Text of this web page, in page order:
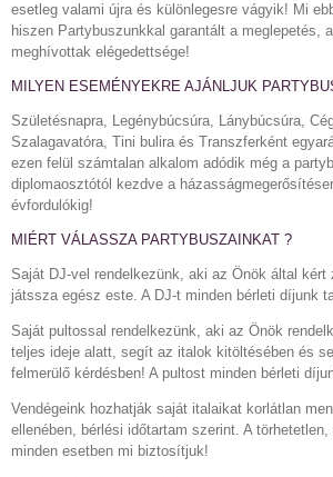
esetleg valami újra és különlegesre vágyik! Mi
hiszen Partybuszunkkal garantált a meglepetés,
meghívottak elégedettsége!
MILYEN ESEMÉNYEKRE AJÁNLJUK
Születésnapra, Legénybúcsúra, Lánybúcsúra,
Szalagavatóra, Tini bulira és Transzferként
ezen felül számtalan alkalom adódik még a
diplomaosztótól kezdve a
évfordulókig!
MIÉRT VÁLASSZA PARTYBUSZAINKAT ?
Saját DJ-vel rendelkezünk, aki az Önök által
játssza egész este. A DJ-t minden bérleti díjunk
Saját pultossal rendelkezünk, aki az Önök
teljes ideje alatt, segít az italok kitöltésében és
felmerülő kérdésben! A pultost minden bérleti
Vendégeink hozhatják saját italaikat korlátlan
ellenében, bérlési időtartam szerint. A
minden esetben mi biztosítjuk!